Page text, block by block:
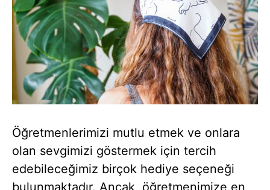
Öğretmenlerimizi mutlu etmek ve onlara
olan sevgimizi göstermek için tercih
edebileceğimiz birçok hediye seçeneği